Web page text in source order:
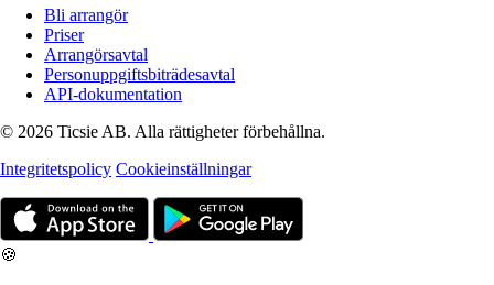
Bli arrangör
Priser
Arrangörsavtal
Personuppgiftsbiträdesavtal
API-dokumentation
© 2026 Ticsie AB. Alla rättigheter förbehållna.
Integritetspolicy Cookieinställningar
🍪